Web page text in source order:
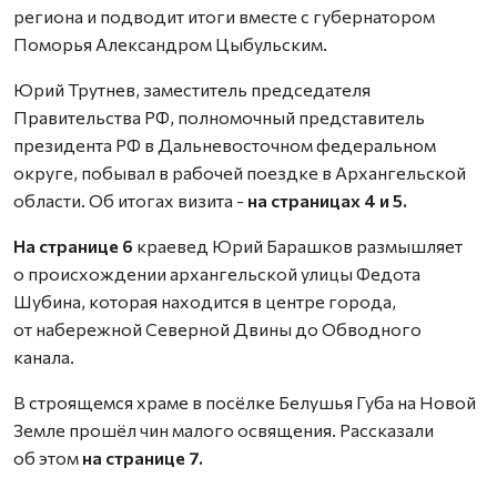
региона и подводит итоги вместе с губернатором
Поморья Александром Цыбульским.
Юрий Трутнев, заместитель председателя
Правительства РФ, полномочный представитель
президента РФ в Дальневосточном федеральном
округе, побывал в рабочей поездке в Архангельской
области. Об итогах визита - на страницах 4 и 5.
На странице 6 краевед Юрий Барашков размышляет
о происхождении архангельской улицы Федота
Шубина, которая находится в центре города,
от набережной Северной Двины до Обводного
канала.
В строящемся храме в посёлке Белушья Губа на Новой
Земле прошёл чин малого освящения. Рассказали
об этом на странице 7.